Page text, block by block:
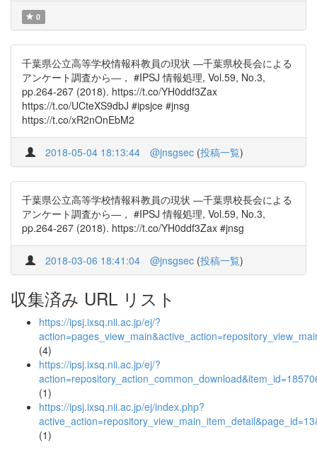
0
千葉県公立高等学校情報科教員の現状 ―千葉県校長会による
アンケート調査から―， #IPSJ 情報処理, Vol.59, No.3,
pp.264-267 (2018). https://t.co/YH0ddf3Zax
https://t.co/UCteXS9dbJ #ipsjce #jnsg
https://t.co/xR2nOnEbM2
2018-05-04 18:13:44 @jnsgsec (投稿一覧)
千葉県公立高等学校情報科教員の現状 ―千葉県校長会による
アンケート調査から―， #IPSJ 情報処理, Vol.59, No.3,
pp.264-267 (2018). https://t.co/YH0ddf3Zax #jnsg
2018-03-06 18:41:04 @jnsgsec (投稿一覧)
収集済み URL リスト
https://ipsj.ixsq.nii.ac.jp/ej/?
(4)
https://ipsj.ixsq.nii.ac.jp/ej/?
(1)
https://ipsj.ixsq.nii.ac.jp/ej/index.php?
(1)